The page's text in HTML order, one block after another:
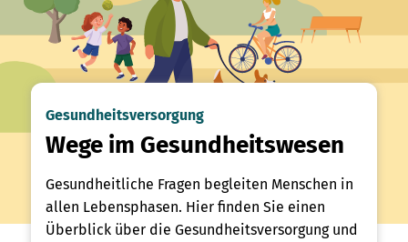
Gesundheitsversorgung
Wege im Gesundheitswesen
Gesundheitliche Fragen begleiten Menschen in
allen Lebensphasen. Hier finden Sie einen
Überblick über die Gesundheitsversorgung und